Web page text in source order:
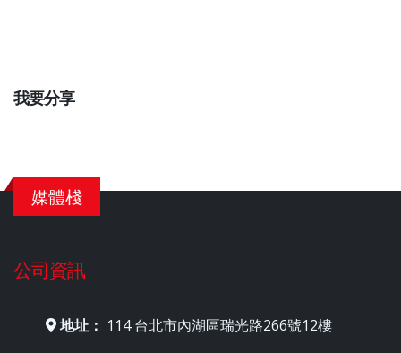
我要分享
媒體棧
公司資訊
地址： 114 台北市內湖區瑞光路266號12樓